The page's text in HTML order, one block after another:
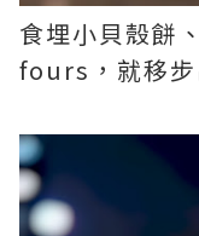
食埋小貝殼餅
fours，就移